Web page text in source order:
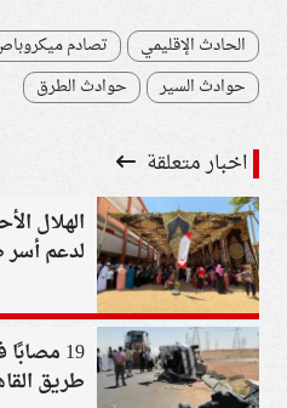
الحادث الإقليمي تصادم
حوادث السير
حوادث الطرق
اخبار متعلقة
الهلال
لدعم
19
طريق